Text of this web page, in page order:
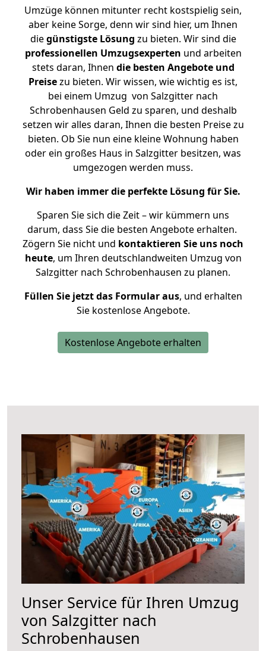
Umzüge können mitunter recht kostspielig sein,
aber keine Sorge, denn wir sind hier, um Ihnen
diegünstigste Lösung zu bieten. Wir sind die
professionellen Umzugsexperten und arbeiten
stets daran, Ihnen die besten Angebote und
Preisezu bieten. Wir wissen, wie wichtig es ist,
bei einem Umzug von Salzgitter nach
Schrobenhausen Geld zu sparen, und deshalb
setzen wir alles daran, Ihnen die besten Preise zu
bieten. Ob Sie nun eine kleine Wohnung haben
oder ein großes Haus in Salzgitter besitzen, was
umgezogen werden muss.
Wir haben immer die perfekte Lösung für Sie.
Sparen Sie sich die Zeit – wir kümmern uns
darum, dass Sie die besten Angebote erhalten.
Zögern Sie nicht und kontaktieren Sie uns noch
heute, um Ihren deutschlandweiten Umzug von
Salzgitter nach Schrobenhausen zu planen.
Füllen Sie jetzt das Formular aus, und erhalten
Sie kostenlose Angebote.
Kostenlose Angebote erhalten
Unser Service für Ihren Umzug
von Salzgitter nach
Schrobenhausen